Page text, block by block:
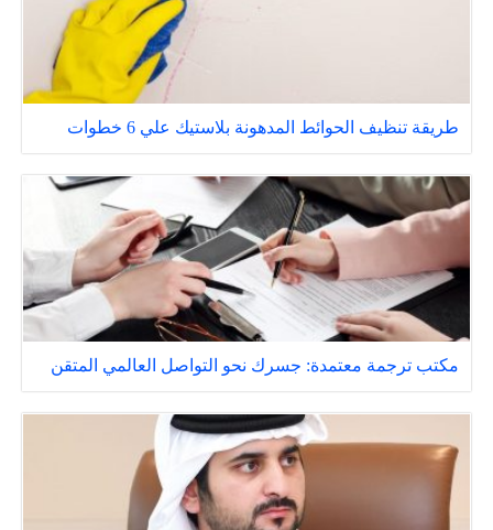
طريقة تنظيف الحوائط المدهونة بلاستيك علي 6 خطوات
مكتب ترجمة معتمدة: جسرك نحو التواصل العالمي المتقن